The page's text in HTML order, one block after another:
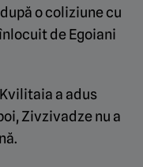
o coliziune cu
de Egoiani
a adus
Zivzivadze nu a